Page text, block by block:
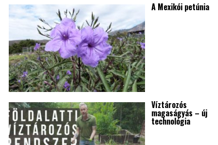
A Mexikói petúnia
Víztározós
magaságyás – új
technológia